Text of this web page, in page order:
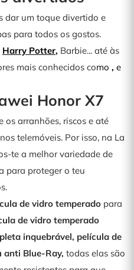
dar um toque divertido e
para todos os gostos.
Harry Potter, Barbie... até às
mais conhecidos como , e
Honor X7
os arranhões, riscos e até
telemóveis. Por isso, na La
te a melhor variedade de
para proteger o teu
de vidro temperado para
de vidro temperado
inquebrável, película de
anti Blue-Ray, todas elas são